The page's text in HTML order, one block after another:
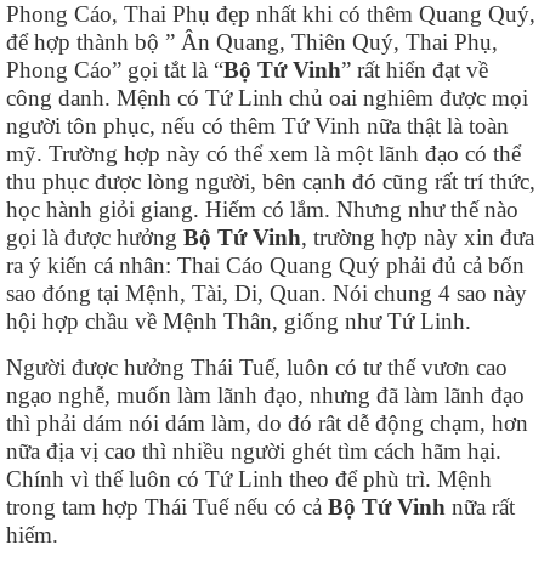
Phong Cáo, Thai Phụ đẹp nhất khi có thêm Quang Quý,
để hợp thành bộ ” Ân Quang, Thiên Quý, Thai Phụ,
Phong Cáo” gọi tắt là “Bộ Tứ Vinh” rất hiển đạt về
công danh. Mệnh có Tứ Linh chủ oai nghiêm được mọi
người tôn phục, nếu có thêm Tứ Vinh nữa thật là toàn
mỹ. Trường hợp này có thể xem là một lãnh đạo có thể
thu phục được lòng người, bên cạnh đó cũng rất trí thức,
học hành giỏi giang. Hiếm có lắm. Nhưng như thế nào
gọi là được hưởng Bộ Tứ Vinh, trường hợp này xin đưa
ra ý kiến cá nhân: Thai Cáo Quang Quý phải đủ cả bốn
sao đóng tại Mệnh, Tài, Di, Quan. Nói chung 4 sao này
hội hợp chầu về Mệnh Thân, giống như Tứ Linh.
Người được hưởng Thái Tuế, luôn có tư thế vươn cao
ngạo nghễ, muốn làm lãnh đạo, nhưng đã làm lãnh đạo
thì phải dám nói dám làm, do đó rât dễ động chạm, hơn
nữa địa vị cao thì nhiều người ghét tìm cách hãm hại.
Chính vì thế luôn có Tứ Linh theo để phù trì. Mệnh
trong tam hợp Thái Tuế nếu có cả Bộ Tứ Vinh nữa rất
hiếm.